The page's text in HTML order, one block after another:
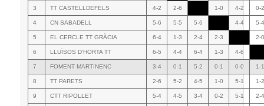
3 TT CASTELLDEFELS 4-2 2-6 1-0 4-2 0-2
4 CN SABADELL 5-6 5-5 5-6 4-4 5-4
5 EL CERCLE TT GRÀCIA 6-4 1-3 2-4 2-3 2-0
6 LLUÏSOS D’HORTA TT 6-5 4-4 6-4 1-3 4-6
7 FOMENT MARTINENC 3-4 0-1 5-2 0-1 0-0 1-1
8 TT PARETS 2-6 5-2 4-5 1-0 5-1 1-2
9 CTT RIPOLLET 5-4 4-5 3-4 0-2 5-1 2-4